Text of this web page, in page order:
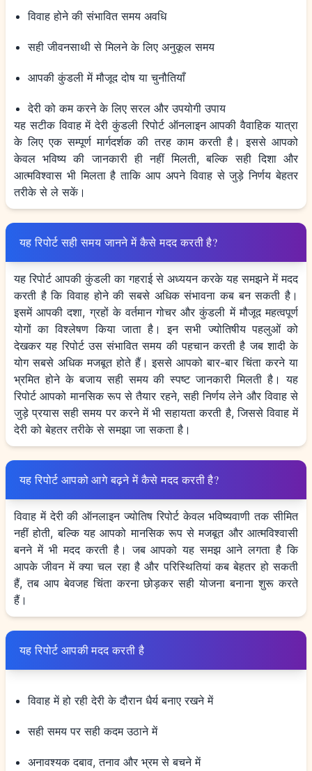
विवाह होने की संभावित समय अवधि
सही जीवनसाथी से मिलने के लिए अनुकूल समय
आपकी कुंडली में मौजूद दोष या चुनौतियाँ
देरी को कम करने के लिए सरल और उपयोगी उपाय
यह सटीक विवाह में देरी कुंडली रिपोर्ट ऑनलाइन आपकी वैवाहिक यात्रा
के लिए एक सम्पूर्ण मार्गदर्शक की तरह काम करती है। इससे आपको
केवल भविष्य की जानकारी ही नहीं मिलती, बल्कि सही दिशा और
आत्मविश्वास भी मिलता है ताकि आप अपने विवाह से जुड़े निर्णय बेहतर
तरीके से ले सकें।
यह रिपोर्ट सही समय जानने में कैसे मदद करती है?
यह रिपोर्ट आपकी कुंडली का गहराई से अध्ययन करके यह समझने में मदद
करती है कि विवाह होने की सबसे अधिक संभावना कब बन सकती है।
इसमें आपकी दशा, ग्रहों के वर्तमान गोचर और कुंडली में मौजूद महत्वपूर्ण
योगों का विश्लेषण किया जाता है। इन सभी ज्योतिषीय पहलुओं को
देखकर यह रिपोर्ट उस संभावित समय की पहचान करती है जब शादी के
योग सबसे अधिक मजबूत होते हैं। इससे आपको बार-बार चिंता करने या
भ्रमित होने के बजाय सही समय की स्पष्ट जानकारी मिलती है। यह
रिपोर्ट आपको मानसिक रूप से तैयार रहने, सही निर्णय लेने और विवाह से
जुड़े प्रयास सही समय पर करने में भी सहायता करती है, जिससे विवाह में
देरी को बेहतर तरीके से समझा जा सकता है।
यह रिपोर्ट आपको आगे बढ़ने में कैसे मदद करती है?
विवाह में देरी की ऑनलाइन ज्योतिष रिपोर्ट केवल भविष्यवाणी तक सीमित
नहीं होती, बल्कि यह आपको मानसिक रूप से मजबूत और आत्मविश्वासी
बनने में भी मदद करती है। जब आपको यह समझ आने लगता है कि
आपके जीवन में क्या चल रहा है और परिस्थितियां कब बेहतर हो सकती
हैं, तब आप बेवजह चिंता करना छोड़कर सही योजना बनाना शुरू करते
हैं।
यह रिपोर्ट आपकी मदद करती है
विवाह में हो रही देरी के दौरान धैर्य बनाए रखने में
सही समय पर सही कदम उठाने में
अनावश्यक दबाव, तनाव और भ्रम से बचने में